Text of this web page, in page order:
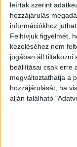
leírtak szerint
hozzájárulás
információkhoz
Felhívjuk figyelmét,
kezeléséhez nem
jogában áll tiltakozni
beállításai csak erre
megváltoztathatja a
hozzájárulását, ha
alján található
A Netflixnek
Média 2025.
A budapesti
szakemberei
filmet, amely Jan
zenekar...